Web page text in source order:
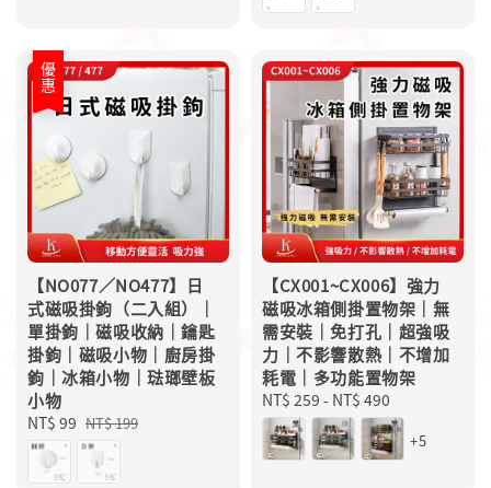
優惠
【NO077／NO477】日
式磁吸掛鉤（二入組）｜
單掛鉤｜磁吸收納｜鑰匙
掛鉤｜磁吸小物｜廚房掛
鉤｜冰箱小物｜琺瑯壁板
小物
Sale
price
NT$ 99 Regular
price
NT$ 199
【CX001~CX006】強力
磁吸冰箱側掛置物架｜無
需安裝｜免打孔｜超強吸
力｜不影響散熱｜不增加
耗電｜多功能置物架
Regular
price
NT$ 259 - NT$ 490
+5